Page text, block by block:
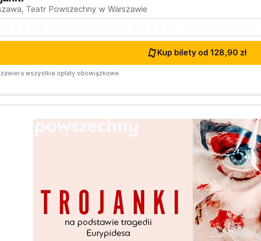
Teatr Powszechny w Warszawie
Kup bilety od 128,90 zł
wszystkie opłaty obowiązkowe.